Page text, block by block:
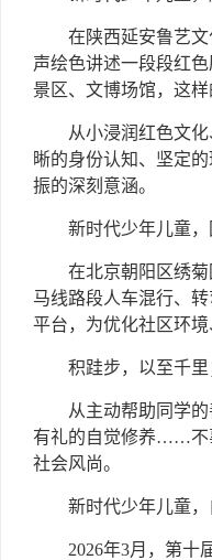
在陕西延安鲁艺
声绘色讲述一段段红
景区、文博场馆，这样
从小浸润红色文
晰的身份认知、坚定
振的深刻意涵。
新时代少年儿童，
在北京朝阳区绣
马线路段人车混行、
平台，为优化社区环
积跬步，以至千里
从主动帮助同学
有礼的自觉修养……不
社会风尚。
新时代少年儿童，
2026年3月，第十